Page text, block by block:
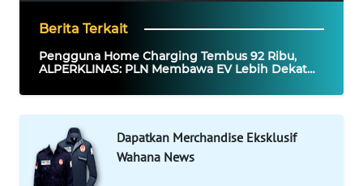
Berita Terkait
Pengguna Home Charging Tembus 92 Ribu,
ALPERKLINAS: PLN Membawa EV Lebih Dekat
Dapatkan Merchandise Eksklusif
Wahana News
SERBA-
Informasi